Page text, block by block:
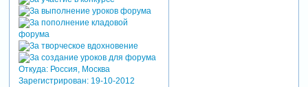
Откуда:Россия, Москва
Зарегистрирован: 19-10-2012